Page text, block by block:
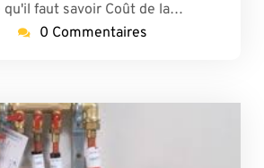
qu'il faut savoir Coût de la…
0 Commentaires